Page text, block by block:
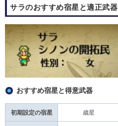
サラのおすすめ宿星と適正武器
おすすめ宿星と得意武器
初期設定の宿星 歳星